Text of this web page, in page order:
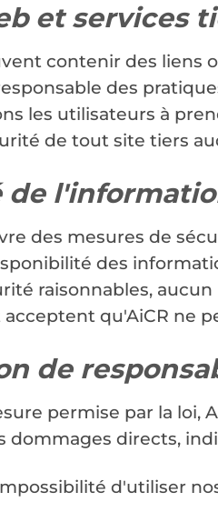
et services
contenir des liens
des
les utilisateurs à
de tout site tiers
de
des mesures de
des
raisonnables,
qu'AiCR ne
de
permise par la loi,
dommages directs,
d'utiliser